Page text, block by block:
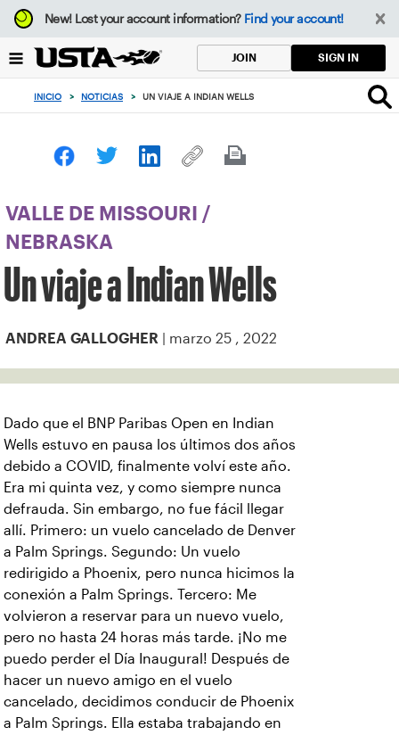
Enfoque
desde
botón
volver
principio
New!Lost your account information? Find your account!
JOIN SIGN IN
INICIO > NOTICIAS > UN VIAJE A INDIAN WELLS
VALLE DE MISSOURI
/
NEBRASKA
Un viaje a Indian Wells
ANDREA GALLOGHER | marzo 25 , 2022
Dado que el BNP Paribas Open en Indian
Wells estuvo en pausa los últimos dos años
debido a COVID, finalmente volví este año.
Era mi quinta vez, y como siempre nunca
defrauda. Sin embargo, no fue fácil llegar
allí. Primero: un vuelo cancelado de Denver
a Palm Springs. Segundo: Un vuelo
redirigido a Phoenix, pero nunca hicimos la
conexión a Palm Springs. Tercero: Me
volvieron a reservar para un nuevo vuelo,
pero no hasta 24 horas más tarde. ¡No me
puedo perder el Día Inaugural! Después de
hacer un nuevo amigo en el vuelo
cancelado, decidimos conducir de Phoenix
a Palm Springs. Ella estaba trabajando en